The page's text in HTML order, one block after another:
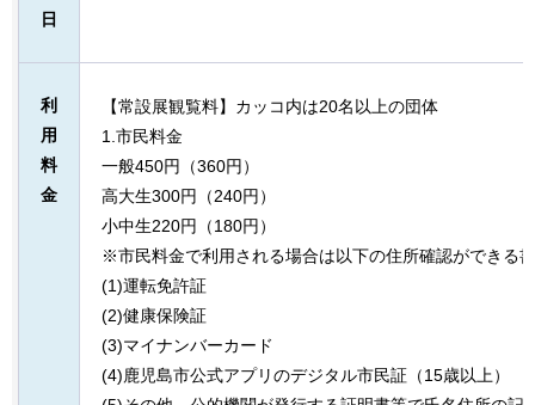
日
利
用
料
金
【常設展観覧料】カッコ内は20名以上の団体
1.市民料金
一般450円（360円）
高大生300円（240円）
小中生220円（180円）
※市民料金で利用される場合は以下の住所確認ができる
(1)運転免許証
(2)健康保険証
(3)マイナンバーカード
(4)鹿児島市公式アプリのデジタル市民証（15歳以上）